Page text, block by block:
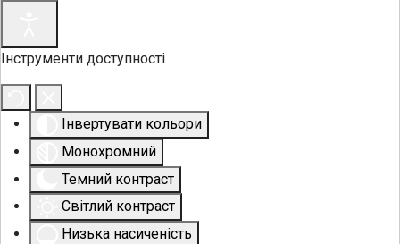
Інструменти доступності
Інвертувати кольори
Монохромний
Темний контраст
Світлий контраст
Низька насиченість